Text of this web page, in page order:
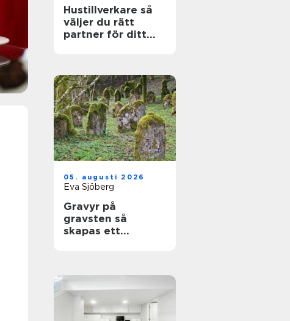
Hustillverkare så
väljer du rätt
partner för ditt
05. augusti 2026
Eva Sjöberg
Gravyr på
gravsten så
skapas ett